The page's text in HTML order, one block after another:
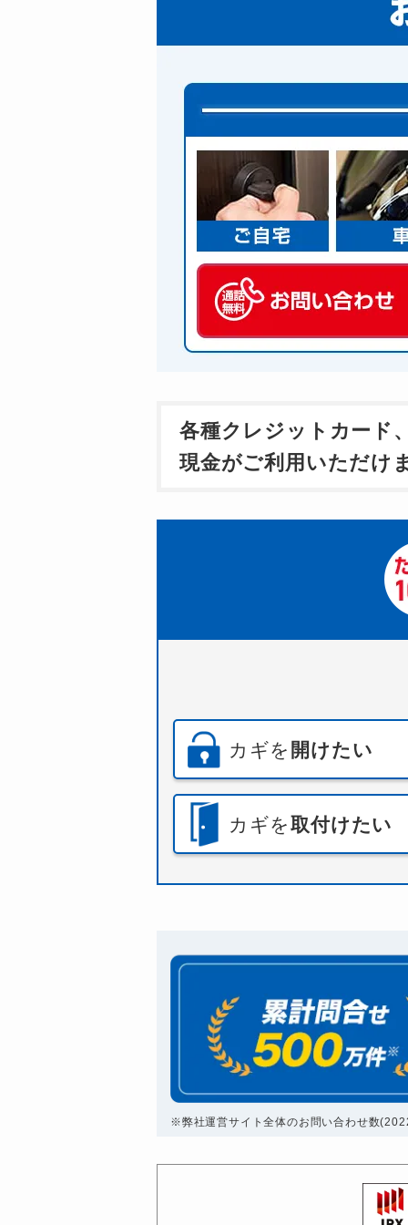
各種クレジットカード
現金がご利用いただけ
カギを 開けたい
カギを取付けたい
※弊社運営サイト全体のお問い合わせ数